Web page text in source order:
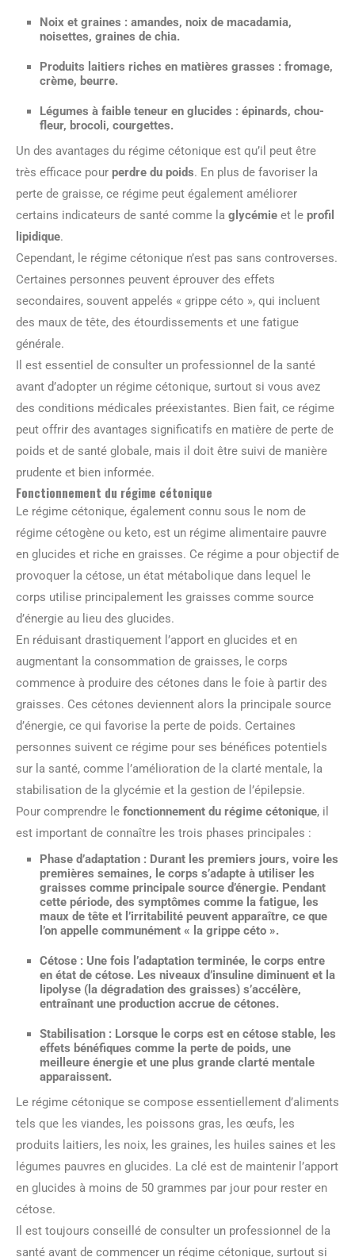
Noix et graines : amandes, noix de macadamia,
noisettes, graines de chia.
Produits laitiers riches en matières grasses : fromage,
crème, beurre.
Légumes à faible teneur en glucides : épinards, chou-
fleur, brocoli, courgettes.
Un des avantages du régime cétonique est qu’il peut être
très efficace pour perdre du poids. En plus de favoriser la
perte de graisse, ce régime peut également améliorer
certains indicateurs de santé comme la glycémie et le profil
lipidique.
Cependant, le régime cétonique n’est pas sans controverses.
Certaines personnes peuvent éprouver des effets
secondaires, souvent appelés « grippe céto », qui incluent
des maux de tête, des étourdissements et une fatigue
générale.
Il est essentiel de consulter un professionnel de la santé
avant d’adopter un régime cétonique, surtout si vous avez
des conditions médicales préexistantes. Bien fait, ce régime
peut offrir des avantages significatifs en matière de perte de
poids et de santé globale, mais il doit être suivi de manière
prudente et bien informée.
Fonctionnement du régime cétonique
Le régime cétonique, également connu sous le nom de
régime cétogène ou keto, est un régime alimentaire pauvre
en glucides et riche en graisses. Ce régime a pour objectif de
provoquer la cétose, un état métabolique dans lequel le
corps utilise principalement les graisses comme source
d’énergie au lieu des glucides.
En réduisant drastiquement l’apport en glucides et en
augmentant la consommation de graisses, le corps
commence à produire des cétones dans le foie à partir des
graisses. Ces cétones deviennent alors la principale source
d’énergie, ce qui favorise la perte de poids. Certaines
personnes suivent ce régime pour ses bénéfices potentiels
sur la santé, comme l’amélioration de la clarté mentale, la
stabilisation de la glycémie et la gestion de l’épilepsie.
Pour comprendre le fonctionnement du régime cétonique, il
est important de connaître les trois phases principales :
Phase d’adaptation : Durant les premiers jours, voire les
premières semaines, le corps s’adapte à utiliser les
graisses comme principale source d’énergie. Pendant
cette période, des symptômes comme la fatigue, les
maux de tête et l’irritabilité peuvent apparaître, ce que
l’on appelle communément « la grippe céto ».
Cétose : Une fois l’adaptation terminée, le corps entre
en état de cétose. Les niveaux d’insuline diminuent et la
lipolyse (la dégradation des graisses) s’accélère,
entraînant une production accrue de cétones.
Stabilisation : Lorsque le corps est en cétose stable, les
effets bénéfiques comme la perte de poids, une
meilleure énergie et une plus grande clarté mentale
apparaissent.
Le régime cétonique se compose essentiellement d’aliments
tels que les viandes, les poissons gras, les œufs, les
produits laitiers, les noix, les graines, les huiles saines et les
légumes pauvres en glucides. La clé est de maintenir l’apport
en glucides à moins de 50 grammes par jour pour rester en
cétose.
Il est toujours conseillé de consulter un professionnel de la
santé avant de commencer un régime cétonique, surtout si